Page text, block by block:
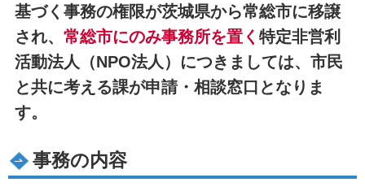
基づく事務の権限が茨城県から常総市に移譲
され、 常総市にのみ事務所を置く 特定非営利
活動法人（NPO法人）につきましては、市民
と共に考える課が申請・相談窓口となりま
す。
事務の内容